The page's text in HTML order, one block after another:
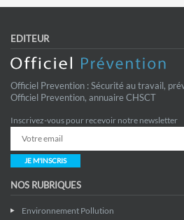
EDITEUR
Officiel Prevention : Sécurité au travail,
Officiel Prevention, annuaire CHSCT
Inscrivez-vous pour recevoir notre newsletter
JE M'INSCRIS
NOS RUBRIQUES
Environnement Pollution